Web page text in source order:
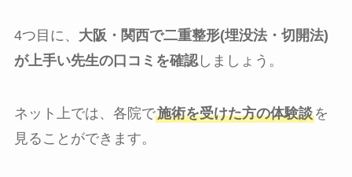
4つ目に、 大阪・関西で二重整形(埋没法・切開法)
が上手い先生の口コミを確認しましょう。
ネット上では、各院で施術を受けた方の体験談を
見ることができます。